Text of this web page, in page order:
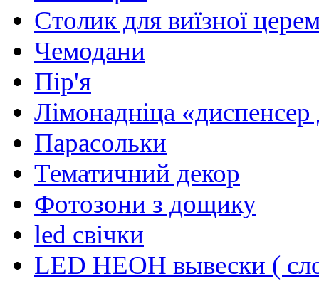
Столик для виїзної
Чемодани
Пір'я
Лiмонаднiца «диспенсер
Парасольки
Тематичний декор
Фотозони з дощику
led свiчки
LED НЕОН вывески (